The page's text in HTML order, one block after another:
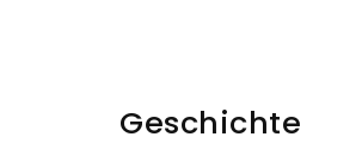
Geschichte